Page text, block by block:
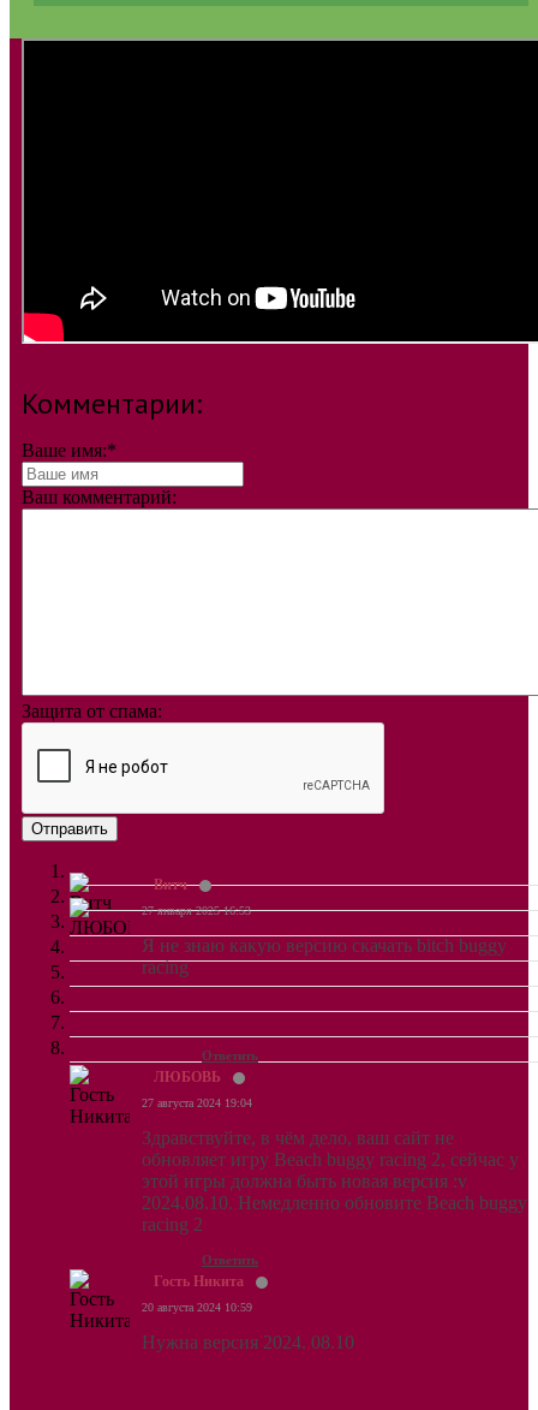
Комментарии:
Ваше имя:*
Ваш комментарий:
Защита от спама:
Отправить
Витч
27 января 2025 16:53
Я не знаю какую версию скачать bitch buggy
racing
Ответить
ЛЮБОВЬ
27 августа 2024 19:04
Здравствуйте, в чём дело, ваш сайт не
обновляет игру Beach buggy racing 2, сейчас у
этой игры должна быть новая версия :v
2024.08.10. Немедленно обновите Beach buggy
racing 2
Ответить
Гость Никита
20 августа 2024 10:59
Нужна версия 2024. 08.10